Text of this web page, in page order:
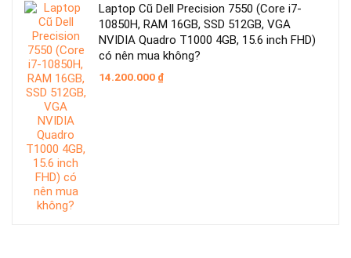
Laptop Cũ Dell Precision 7550 (Core i7-
10850H, RAM 16GB, SSD 512GB, VGA
NVIDIA Quadro T1000 4GB, 15.6 inch FHD)
có nên mua không?
14.200.000 ₫